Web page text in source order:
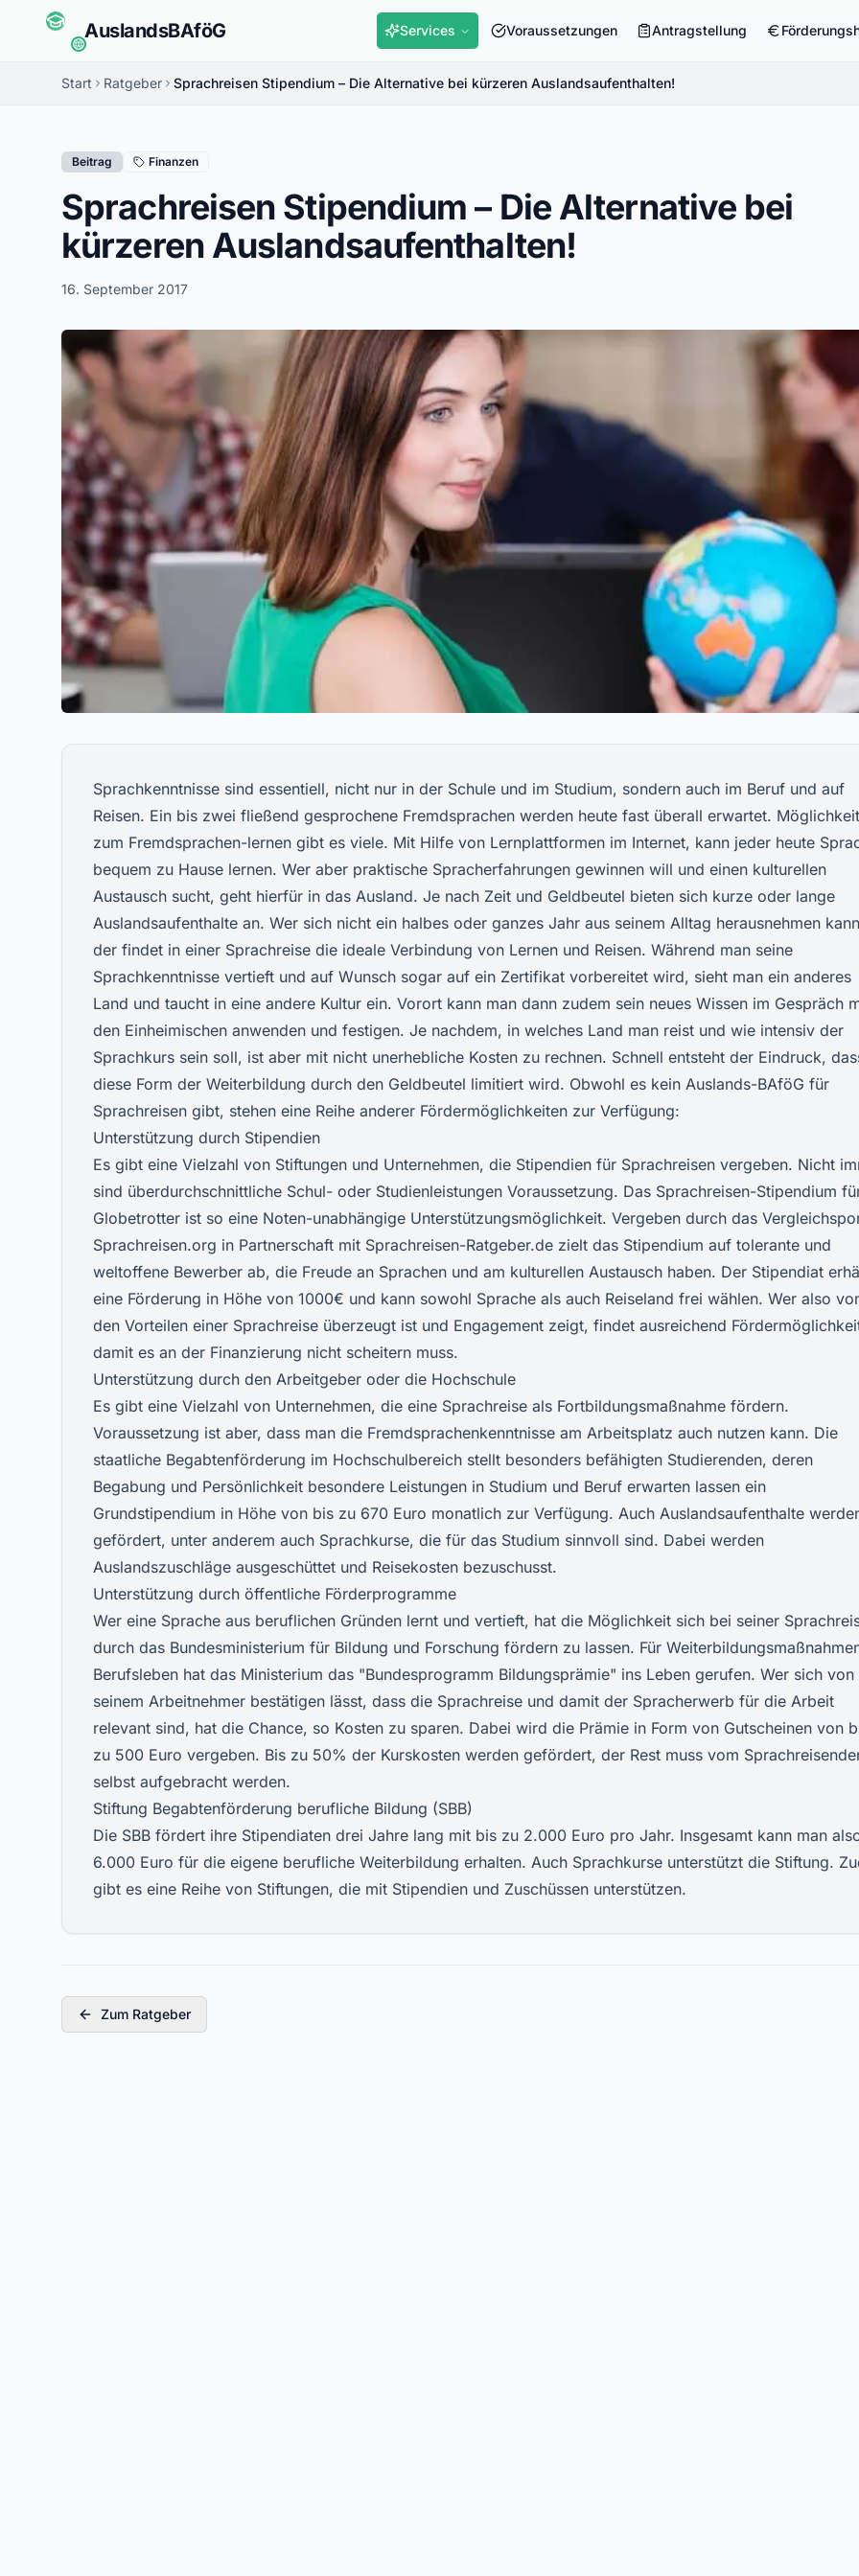
AuslandsBAföG Services Voraussetzungen Antragstellung
Start Ratgeber Sprachreisen Stipendium – Die Alternative bei kürzeren Auslandsaufenthalten!
Beitrag Finanzen
Sprachreisen Stipendium – Die Alternative bei
kürzeren Auslandsaufenthalten!
16. September 2017
Sprachkenntnisse sind essentiell, nicht nur in der Schule und im Studium, sondern auch im Beruf und auf
Reisen. Ein bis zwei fließend gesprochene Fremdsprachen werden heute fast überall erwartet.
zum Fremdsprachen-lernen gibt es viele. Mit Hilfe von Lernplattformen im Internet, kann jeder heute
bequem zu Hause lernen. Wer aber praktische Spracherfahrungen gewinnen will und einen kulturellen
Austausch sucht, geht hierfür in das Ausland. Je nach Zeit und Geldbeutel bieten sich kurze oder lange
Auslandsaufenthalte an. Wer sich nicht ein halbes oder ganzes Jahr aus seinem Alltag herausnehmen
der findet in einer Sprachreise die ideale Verbindung von Lernen und Reisen. Während man seine
Sprachkenntnisse vertieft und auf Wunsch sogar auf ein Zertifikat vorbereitet wird, sieht man ein anderes
Land und taucht in eine andere Kultur ein. Vorort kann man dann zudem sein neues Wissen im Gespräch
den Einheimischen anwenden und festigen. Je nachdem, in welches Land man reist und wie intensiv der
Sprachkurs sein soll, ist aber mit nicht unerhebliche Kosten zu rechnen. Schnell entsteht der Eindruck,
diese Form der Weiterbildung durch den Geldbeutel limitiert wird. Obwohl es kein Auslands-BAföG für
Sprachreisen gibt, stehen eine Reihe anderer Fördermöglichkeiten zur Verfügung:
Unterstützung durch Stipendien
Es gibt eine Vielzahl von Stiftungen und Unternehmen, die Stipendien für Sprachreisen vergeben. Nicht
sind überdurchschnittliche Schul- oder Studienleistungen Voraussetzung. Das Sprachreisen-Stipendium
Globetrotter ist so eine Noten-unabhängige Unterstützungsmöglichkeit. Vergeben durch das
Sprachreisen.org in Partnerschaft mit Sprachreisen-Ratgeber.de zielt das Stipendium auf tolerante und
weltoffene Bewerber ab, die Freude an Sprachen und am kulturellen Austausch haben. Der Stipendiat
eine Förderung in Höhe von 1000€ und kann sowohl Sprache als auch Reiseland frei wählen. Wer also
den Vorteilen einer Sprachreise überzeugt ist und Engagement zeigt, findet ausreichend
damit es an der Finanzierung nicht scheitern muss.
Unterstützung durch den Arbeitgeber oder die Hochschule
Es gibt eine Vielzahl von Unternehmen, die eine Sprachreise als Fortbildungsmaßnahme fördern.
Voraussetzung ist aber, dass man die Fremdsprachenkenntnisse am Arbeitsplatz auch nutzen kann. Die
staatliche Begabtenförderung im Hochschulbereich stellt besonders befähigten Studierenden, deren
Begabung und Persönlichkeit besondere Leistungen in Studium und Beruf erwarten lassen ein
Grundstipendium in Höhe von bis zu 670 Euro monatlich zur Verfügung. Auch Auslandsaufenthalte
gefördert, unter anderem auch Sprachkurse, die für das Studium sinnvoll sind. Dabei werden
Auslandszuschläge ausgeschüttet und Reisekosten bezuschusst.
Unterstützung durch öffentliche Förderprogramme
Wer eine Sprache aus beruflichen Gründen lernt und vertieft, hat die Möglichkeit sich bei seiner
durch das Bundesministerium für Bildung und Forschung fördern zu lassen. Für
Berufsleben hat das Ministerium das "Bundesprogramm Bildungsprämie" ins Leben gerufen. Wer sich von
seinem Arbeitnehmer bestätigen lässt, dass die Sprachreise und damit der Spracherwerb für die Arbeit
relevant sind, hat die Chance, so Kosten zu sparen. Dabei wird die Prämie in Form von Gutscheinen von
zu 500 Euro vergeben. Bis zu 50% der Kurskosten werden gefördert, der Rest muss vom
selbst aufgebracht werden.
Stiftung Begabtenförderung berufliche Bildung (SBB)
Die SBB fördert ihre Stipendiaten drei Jahre lang mit bis zu 2.000 Euro pro Jahr. Insgesamt kann man
6.000 Euro für die eigene berufliche Weiterbildung erhalten. Auch Sprachkurse unterstützt die Stiftung.
gibt es eine Reihe von Stiftungen, die mit Stipendien und Zuschüssen unterstützen.
Zum Ratgeber